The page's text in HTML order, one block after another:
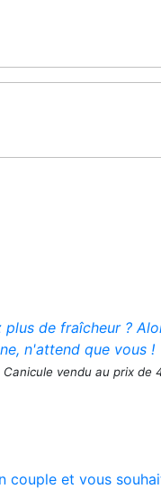
plus de fraîcheur ?
n'attend que vous !
Canicule vendu au prix de
couple et vous